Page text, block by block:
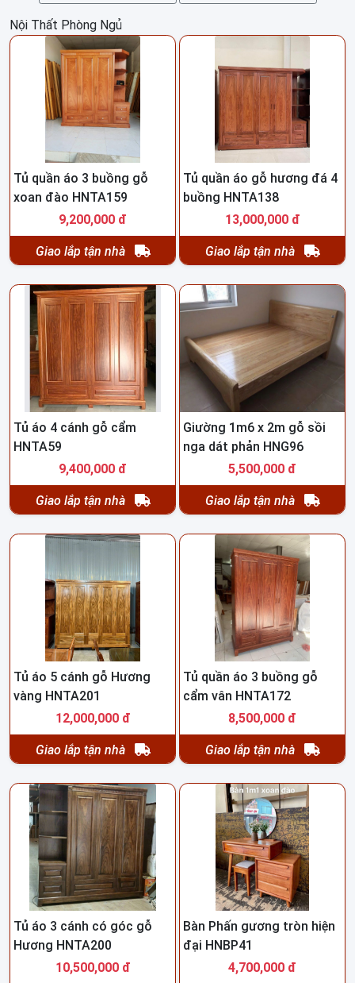
Nội Thất Phòng Ngủ
Tủ quần áo 3 buồng gỗ
xoan đào HNTA159
9,200,000 đ
Giao lắp tận nhà
Tủ quần áo gỗ hương đá 4
buồng HNTA138
13,000,000 đ
Giao lắp tận nhà
Tủ áo 4 cánh gỗ cẩm
HNTA59
9,400,000 đ
Giao lắp tận nhà
Giường 1m6 x 2m gỗ sồi
nga dát phản HNG96
5,500,000 đ
Giao lắp tận nhà
Tủ áo 5 cánh gỗ Hương
vàng HNTA201
12,000,000 đ
Giao lắp tận nhà
Tủ quần áo 3 buồng gỗ
cẩm vân HNTA172
8,500,000 đ
Giao lắp tận nhà
Tủ áo 3 cánh có góc gỗ
Hương HNTA200
10,500,000 đ
Bàn Phấn gương tròn hiện
đại HNBP41
4,700,000 đ